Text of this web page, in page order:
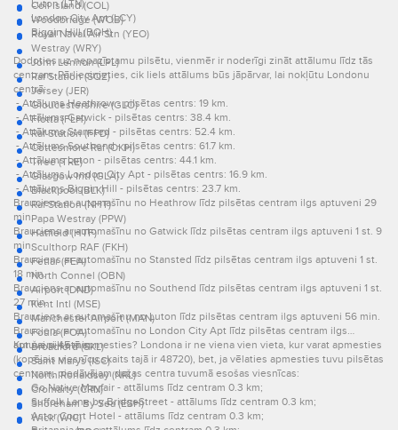
Coll Island (COL)
Woodbridge (WOB)
Royal Naval Air Stn (YEO)
Westray (WRY)
John Lennon (LPL)
Raf Station (SQZ)
Jersey (JER)
Gloucestershire (GLO)
Flotta (FLH)
Raf Station (FFD)
Cottesmore Raf (OKH)
Tiree (TRE)
Glasgow Intl (GLA)
Blackpool (BLK)
Raf Station (NHT)
Papa Westray (PPW)
Hatfield (HTF)
Sculthorp RAF (FKH)
Fetlar (FEA)
North Connel (OBN)
Airport (DND)
Kent Intl (MSE)
Manchester Airport (MAN)
Foula (FOA)
Broadford (SKL)
Saint Marys (ISC)
North Ronaldsay (NRL)
Cromarty (CRN)
Shoreham By Sea (ESH)
Wick (WIC)
Luton (LTN)
London City Apt (LCY)
Biggin Hill (BQH)
Dodoties uz nepazīstamu pilsētu, vienmēr ir noderīgi zināt attālumu līdz tās
centram. Pārliecinieties, cik liels attālums būs jāpārvar, lai nokļūtu Londonu
centrā:
- Attālums Heathrow - pilsētas centrs: 19 km.
- Attālums Gatwick - pilsētas centrs: 38.4 km.
- Attālums Stansted - pilsētas centrs: 52.4 km.
- Attālums Southend - pilsētas centrs: 61.7 km.
- Attālums Luton - pilsētas centrs: 44.1 km.
- Attālums London City Apt - pilsētas centrs: 16.9 km.
- Attālums Biggin Hill - pilsētas centrs: 23.7 km.
Brauciens ar automašīnu no Heathrow līdz pilsētas centram ilgs aptuveni 29
min.
Brauciens ar automašīnu no Gatwick līdz pilsētas centram ilgs aptuveni 1 st. 9
min.
Brauciens ar automašīnu no Stansted līdz pilsētas centram ilgs aptuveni 1 st.
18 min.
Brauciens ar automašīnu no Southend līdz pilsētas centram ilgs aptuveni 1 st.
27 min.
Brauciens ar automašīnu no Luton līdz pilsētas centram ilgs aptuveni 56 min.
Brauciens ar automašīnu no London City Apt līdz pilsētas centram ilgs
aptuveni 45 min.
Kur šai pilsētā apmesties? Londona ir ne viena vien vieta, kur varat apmesties
(kopējais viesnīcu skaits tajā ir 48720), bet, ja vēlaties apmesties tuvu pilsētas
centram, piedāvājam dažas centra tuvumā esošas viesnīcas:
Go Native Mayfair - attālums līdz centram 0.3 km;
Suffolk Lane by BridgeStreet - attālums līdz centram 0.3 km;
Astor Court Hotel - attālums līdz centram 0.3 km;